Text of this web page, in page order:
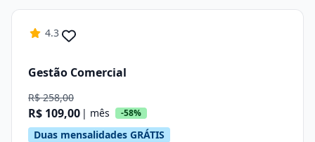
4.3
Gestão Comercial
R$ 258,00
R$ 109,00 | mês -58%
Duas mensalidades GRÁTIS